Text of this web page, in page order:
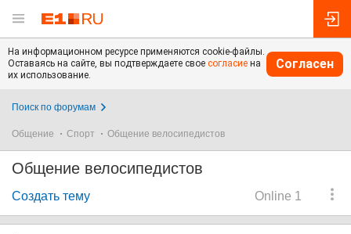
На информационном ресурсе применяются cookie-файлы.
Оставаясь на сайте, вы подтверждаете свое согласие на
их использование.
Согласен
Поиск по форумам
Общение Спорт Общение велосипедистов
Общение велосипедистов
Online 1
Создать тему